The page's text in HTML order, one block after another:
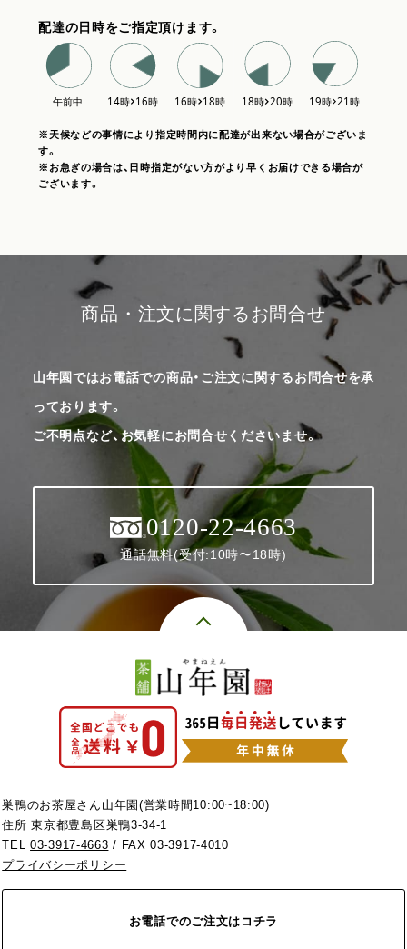
配達の日時をご指定頂けます。
※天候などの事情により指定時間内に配達が出来ない場合がございま
す。
※お急ぎの場合は、日時指定がない方がより早くお届けできる場合が
ございます。
商品・注文に関するお問合せ
山年園ではお電話での商品・ご注文に関するお問合せを承
っております。
ご不明点など、お気軽にお問合せくださいませ。
0120-22-4663
通話無料(受付:10時〜18時)
巣鴨のお茶屋さん山年園(営業時間10:00~18:00)
住所 東京都豊島区巣鴨3-34-1
TEL03-3917-4663 / FAX 03-3917-4010
プライバシーポリシー
お電話でのご注文はコチラ